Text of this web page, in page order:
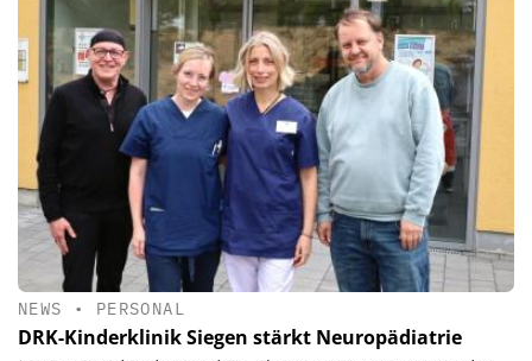
NEWS • PERSONAL
DRK-Kinderklinik Siegen stärkt Neuropädiatrie